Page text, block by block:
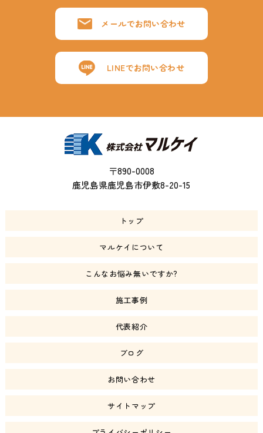
メールでお問い合わせ
LINEでお問い合わせ
〒890-0008
鹿児島県鹿児島市伊敷8-20-15
トップ
マルケイについて
こんなお悩み無いですか?
施工事例
代表紹介
ブログ
お問い合わせ
サイトマップ